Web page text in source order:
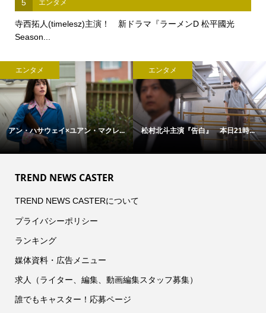
5 エンタメ
寺西拓人(timelesz)主演！ 新ドラマ『ラーメンD 松平國光
Season...
エンタメ
アン・ハサウェイ×ユアン・マクレ...
エンタメ
松村北斗主演『告白』 本日21時...
TREND NEWS CASTER
TREND NEWS CASTERについて
プライバシーポリシー
ランキング
媒体資料・広告メニュー
求人（ライター、編集、動画編集スタッフ募集）
誰でもキャスター！応募ページ